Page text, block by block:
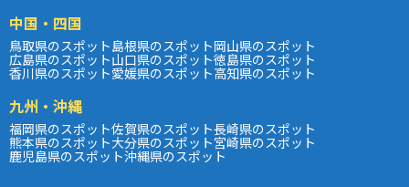
中国・四国
鳥取県のスポット島根県のスポット岡山県のスポット
広島県のスポット山口県のスポット徳島県のスポット
香川県のスポット愛媛県のスポット高知県のスポット
九州・沖縄
福岡県のスポット佐賀県のスポット長崎県のスポット
熊本県のスポット大分県のスポット宮崎県のスポット
鹿児島県のスポット沖縄県のスポット